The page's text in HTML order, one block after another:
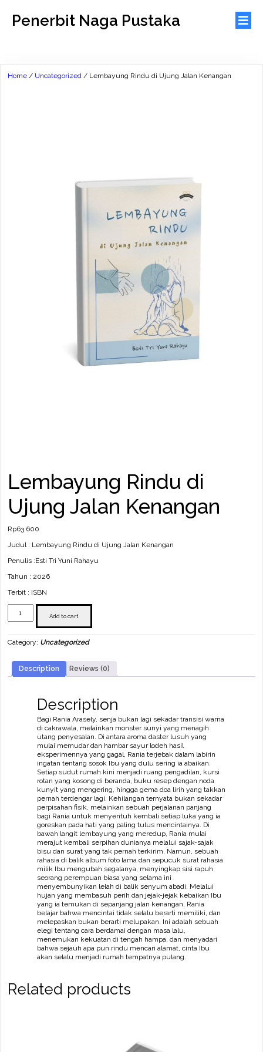
Penerbit Naga Pustaka
Home / Uncategorized / Lembayung Rindu di Ujung Jalan Kenangan
Lembayung Rindu di
Ujung Jalan Kenangan
Rp63.600
Judul : Lembayung Rindu di Ujung Jalan Kenangan
Penulis :Esti Tri Yuni Rahayu
Tahun : 2026
Terbit : ISBN
Lembayung
Rindu
Jalan
quantity
Add to cart
Category: Uncategorized
Description Reviews (0)
Description
Bagi Rania Arasely, senja bukan lagi sekadar transisi warna
di cakrawala, melainkan monster sunyi yang menagih
utang penyesalan. Di antara aroma daster lusuh yang
mulai memudar dan hambar sayur lodeh hasil
eksperimennya yang gagal, Rania terjebak dalam labirin
ingatan tentang sosok Ibu yang dulu sering ia abaikan.
Setiap sudut rumah kini menjadi ruang pengadilan, kursi
rotan yang kosong di beranda, buku resep dengan noda
kunyit yang mengering, hingga gema doa lirih yang takkan
pernah terdengar lagi. Kehilangan ternyata bukan sekadar
perpisahan fisik, melainkan sebuah perjalanan panjang
bagi Rania untuk menyentuh kembali setiap luka yang ia
goreskan pada hati yang paling tulus mencintainya. Di
bawah langit lembayung yang meredup, Rania mulai
merajut kembali serpihan dunianya melalui sajak-sajak
bisu dan surat yang tak pernah terkirim. Namun, sebuah
rahasia di balik album foto lama dan sepucuk surat rahasia
milik Ibu mengubah segalanya, menyingkap sisi rapuh
seorang perempuan biasa yang selama ini
menyembunyikan lelah di balik senyum abadi. Melalui
hujan yang membasuh perih dan jejak-jejak kebaikan Ibu
yang ia temukan di sepanjang jalan kenangan, Rania
belajar bahwa mencintai tidak selalu berarti memiliki, dan
melepaskan bukan berarti melupakan. Ini adalah sebuah
elegi tentang cara berdamai dengan masa lalu,
menemukan kekuatan di tengah hampa, dan menyadari
bahwa sejauh apa pun rindu mencari alamat, cinta Ibu
akan selalu menjadi rumah tempatnya pulang.
Related products